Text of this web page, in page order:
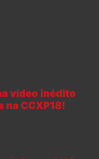
vídeo inédito
na CCXP18!